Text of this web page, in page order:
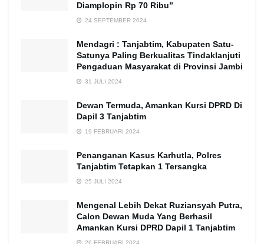
Diamplopin Rp 70 Ribu”
24 SEPTEMBER 2024
Mendagri : Tanjabtim, Kabupaten Satu-
Satunya Paling Berkualitas Tindaklanjuti
Pengaduan Masyarakat di Provinsi Jambi
31 JULI 2024
Dewan Termuda, Amankan Kursi DPRD Di
Dapil 3 Tanjabtim
19 FEBRUARI 2024
Penanganan Kasus Karhutla, Polres
Tanjabtim Tetapkan 1 Tersangka
25 JULI 2024
Mengenal Lebih Dekat Ruziansyah Putra,
Calon Dewan Muda Yang Berhasil
Amankan Kursi DPRD Dapil 1 Tanjabtim
26 FEBRUARI 2024